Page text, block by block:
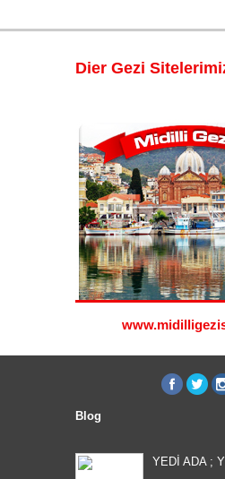
Dier Gezi
Blog
YEDİ ADA ;